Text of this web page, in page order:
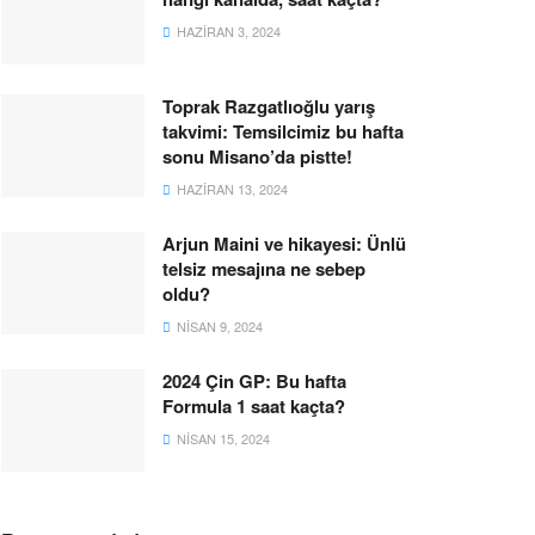
HAZIRAN 3, 2024
Toprak Razgatlıoğlu yarış
takvimi: Temsilcimiz bu hafta
sonu Misano’da pistte!
HAZIRAN 13, 2024
Arjun Maini ve hikayesi: Ünlü
telsiz mesajına ne sebep
oldu?
NISAN 9, 2024
2024 Çin GP: Bu hafta
Formula 1 saat kaçta?
NISAN 15, 2024